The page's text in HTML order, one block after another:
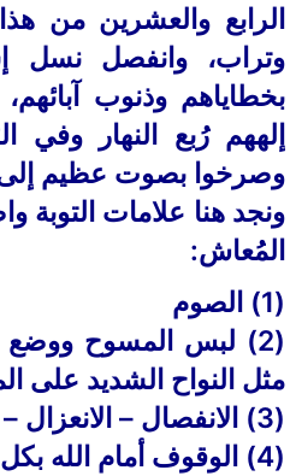
الرابع والعشرين من
وتراب، وانفصل نسل
بخطاياهم وذنوب
إلههم رُبع النهار وفي
وصرخوا بصوت عظيم إلى
ونجد هنا علامات التوبة
المُعاش:
(1) الصوم
(2) لبس المسوح ووضع
مثل النواح الشديد على
(3) الانفصال – الانعزال – عن الغرباء وكل من هو غريب عن الله
(4) الوقوف أمام الله بكل تقوى وخشوع